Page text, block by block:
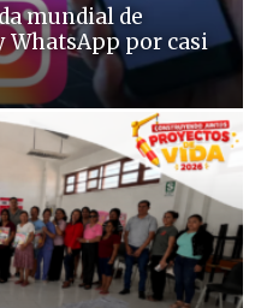
mundial de
WhatsApp por casi